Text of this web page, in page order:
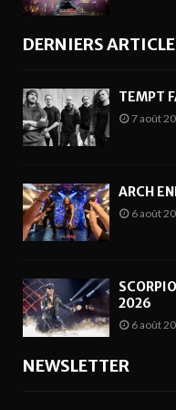
DERNIERS
TEMPT
7 août
ARCH
6 août
2026
6 août
NEWSLETTER